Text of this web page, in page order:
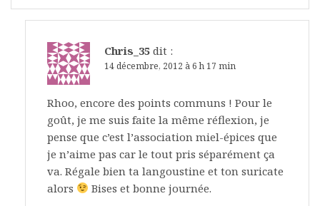
Chris_35 dit :
14 décembre, 2012 à 6 h 17 min
Rhoo, encore des points communs ! Pour le
goût, je me suis faite la même réflexion, je
pense que c’est l’association miel-épices que
je n’aime pas car le tout pris séparément ça
va. Régale bien ta langoustine et ton suricate
alors
Bises et bonne journée.